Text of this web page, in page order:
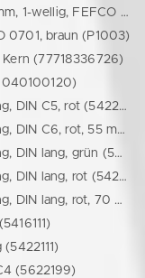
Automatikkarton SK8, 330 x 230 x 120 mm, 1-wellig, FEFCO 0701, braun (24330230120)
0701, braun (P1003)
(77718336726)
Begleitpapiertasche Lieferschein-Rechnung, DIN C5, rot (5422162)
Begleitpapiertasche Lieferschein-Rechnung, DIN C6, rot, 55 my (5416112)
Begleitpapiertasche Lieferschein-Rechnung, DIN lang, grün (5400211)
Begleitpapiertasche Lieferschein-Rechnung, DIN lang, rot (5422112)
Begleitpapiertasche Lieferschein-Rechnung, DIN lang, rot, 70 my (77719104123)
(5622199)